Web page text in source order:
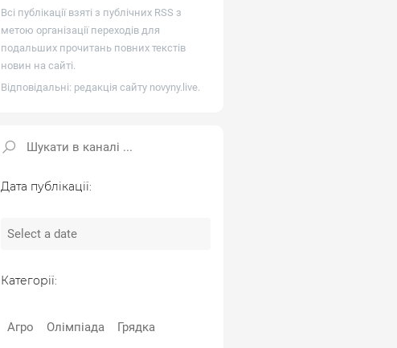
Всі публікації взяті з публічних RSS з
метою організації переходів для
подальших прочитань повних текстів
новин на сайті.
Відповідальні: редакція сайту novyny.live.
Дата публікації:
Категорії:
Агро Олімпіада Грядка